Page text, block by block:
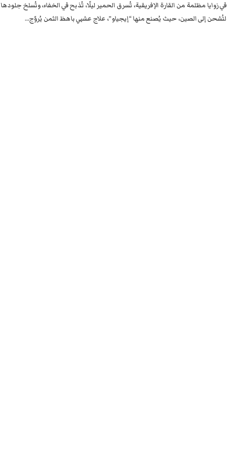
في زوايا مظلمة من القارة الإفريقية، تُسرق الحمير ليلًا، تُذبح في الخفاء، وتُسلخ جلودها
لتُشحن إلى الصين، حيث يُصنع منها “إيجياو”، علاج عشبي باهظ الثمن يُروّج…